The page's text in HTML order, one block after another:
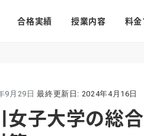
合格実績 授業内容 料
9月29日最終更新日: 2024年4月16日
女子大学の総